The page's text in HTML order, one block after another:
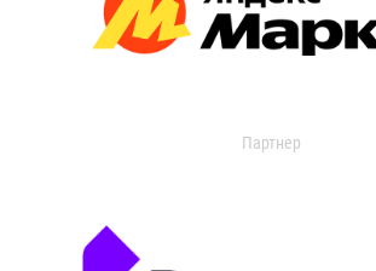
Партнер